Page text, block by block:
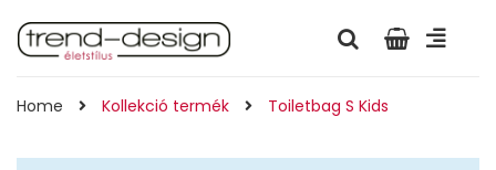
Home Kollekció termék Toiletbag S Kids